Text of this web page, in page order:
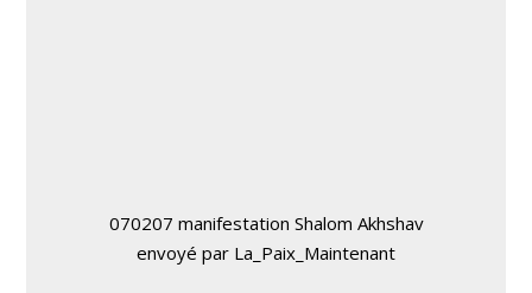
070207 manifestation Shalom Akhshav
envoyé par La_Paix_Maintenant